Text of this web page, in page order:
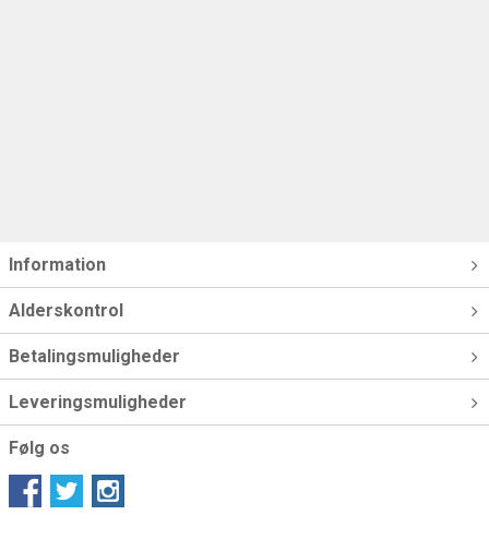
Information
Alderskontrol
Betalingsmuligheder
Leveringsmuligheder
Følg os